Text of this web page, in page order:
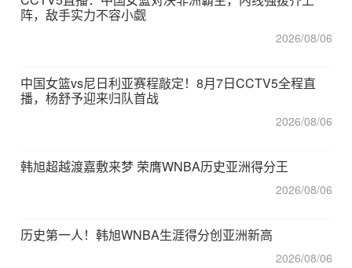
阵，敌手实力不容小觑
2026/08/06
中国女篮vs尼日利亚赛程敲定！8月7日CCTV5全程直
播，杨舒予迎来归队首战
2026/08/06
韩旭超越渡嘉敷来梦 荣膺WNBA历史亚洲得分王
2026/08/06
历史第一人！韩旭WNBA生涯得分创亚洲新高
2026/08/06